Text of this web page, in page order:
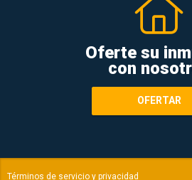
Oferte su
con
OFERTAR
Términos de servicio y privacidad